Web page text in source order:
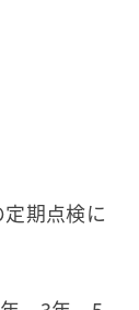
期点検に